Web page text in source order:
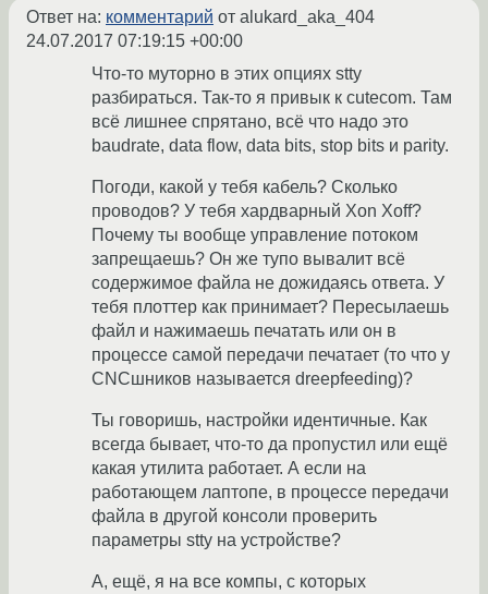
Ответ на: комментарий от alukard_aka_404
24.07.2017 07:19:15 +00:00
Что-то муторно в этих опциях stty
разбираться. Так-то я привык к сutecom. Там
всё лишнее спрятано, всё что надо это
baudrate, data flow, data bits, stop bits и parity.
Погоди, какой у тебя кабель? Сколько
проводов? У тебя хардварный Xon Xoff?
Почему ты вообще управление потоком
запрещаешь? Он же тупо вывалит всё
содержимое файла не дожидаясь ответа. У
тебя плоттер как принимает? Пересылаешь
файл и нажимаешь печатать или он в
процессе самой передачи печатает (то что у
CNCшников называется dreepfeeding)?
Ты говоришь, настройки идентичные. Как
всегда бывает, что-то да пропустил или ещё
какая утилита работает. А если на
работающем лаптопе, в процессе передачи
файла в другой консоли проверить
параметры stty на устройстве?
А, ещё, я на все компы, с которых